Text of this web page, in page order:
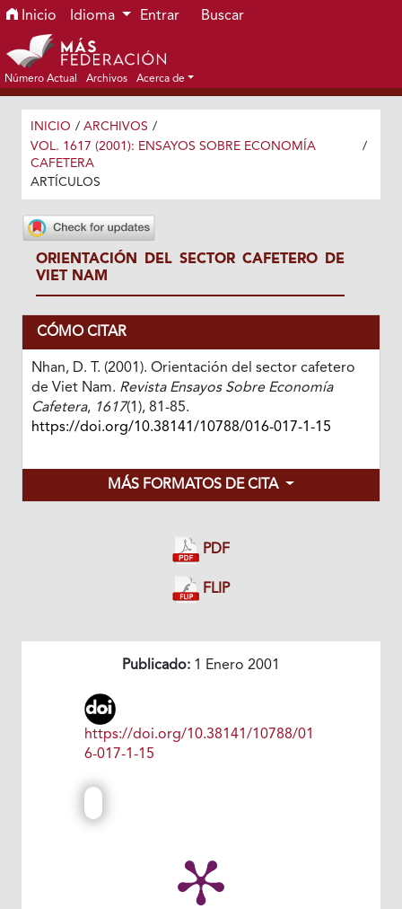
Ir al menú de navegación principal
Ir al contenido principal
Ir al pie de página del sitio
Inicio Idioma Entrar Buscar
Número Actual Archivos Acerca de
INICIO / ARCHIVOS /
VOL. 1617 (2001): ENSAYOS SOBRE ECONOMÍA
CAFETERA
/
ARTÍCULOS
ORIENTACIÓN DEL SECTOR CAFETERO DE
VIET NAM
CÓMO CITAR
Nhan, D. T. (2001). Orientación del sector cafetero
de Viet Nam. Revista Ensayos Sobre Economía
Cafetera, 1617(1), 81-85.
https://doi.org/10.38141/10788/016-017-1-15
MÁS FORMATOS DE CITA
PDF
FLIP
Publicado: 1 Enero 2001
https://doi.org/10.38141/10788/01
6-017-1-15